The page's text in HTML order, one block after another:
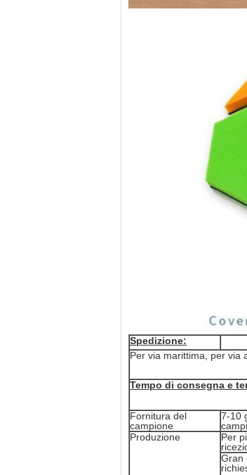
Spedizione:
Per via marittima, per via
Tempo di consegna e
Fornitura del
campione
7-10
Produzione
Per
Gran